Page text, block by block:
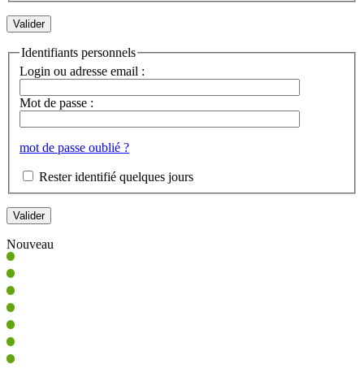
Identifiants personnels
Login ou adresse email :
Mot de passe :
mot de passe oublié ?
Rester identifié quelques jours
Nouveau